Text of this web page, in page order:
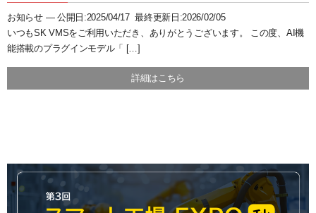
レイアウトの作成
録画映像の検索
デモサーバー
システ・ケイカメラサイトへ
システム・ケイサイトへ
お知らせ — 公開日:2025/04/17 最終更新日:2026/02/05
いつもSK VMSをご利用いただき、ありがとうございます。 この度、AI機
能搭載のプラグインモデル「 […]
詳細はこちら